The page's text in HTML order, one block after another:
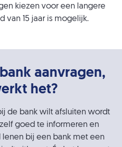
kiezen voor een langere
van 15 jaar is mogelijk.
aanvragen,
het?
de bank wilt afsluiten wordt
goed te informeren en
lenen bij een bank met een